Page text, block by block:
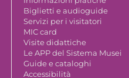
Biglietti e audioguide
Servizi per i visitatori
MIC card
Visite didattiche
Le APP del Sistema Musei
Guide e cataloghi
Accessibilità